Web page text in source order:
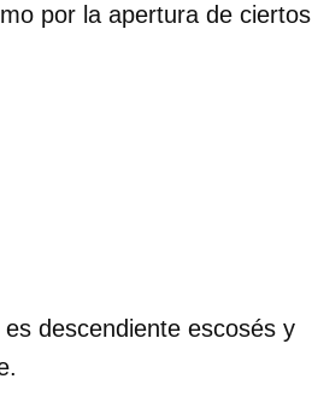
por la apertura de ciertos
descendiente escosés y